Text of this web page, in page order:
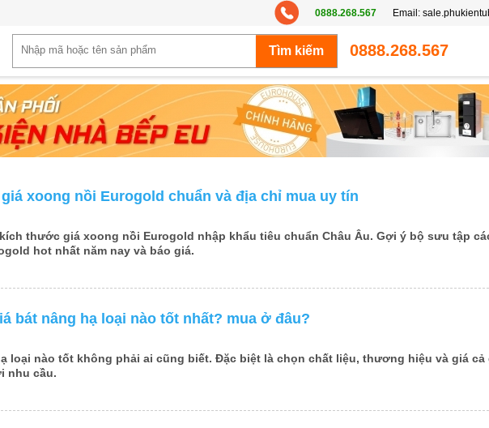
0888.268.567 Email:
0888.268.567
xoong nồi Eurogold chuẩn và địa chỉ mua uy tín
kích thước giá xoong nồi Eurogold nhập khẩu tiêu chuẩn Châu Âu. Gợi ý bộ sưu tập
hot nhất năm nay và báo giá.
bát nâng hạ loại nào tốt nhất? mua ở đâu?
loại nào tốt không phải ai cũng biết. Đặc biệt là chọn chất liệu, thương hiệu và giá cả
nhu cầu.